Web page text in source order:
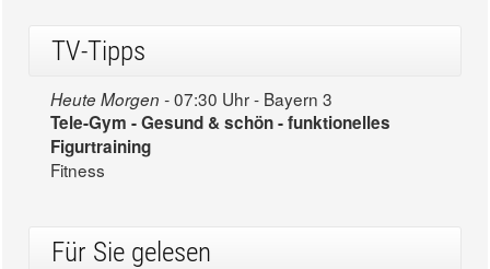
TV-Tipps
Heute Morgen -07:30 Uhr - Bayern 3
Tele-Gym - Gesund & schön - funktionelles
Figurtraining
Fitness
Für Sie gelesen